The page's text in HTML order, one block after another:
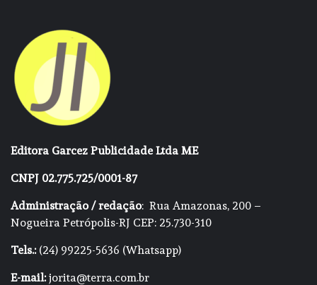
Editora Garcez Publicidade Ltda ME
CNPJ 02.775.725/0001-87
Administração / redação: Rua Amazonas, 200 –
Nogueira Petrópolis-RJ CEP: 25.730-310
Tels.:(24) 99225-5636 (Whatsapp)
E-mail:jorita@terra.com.br